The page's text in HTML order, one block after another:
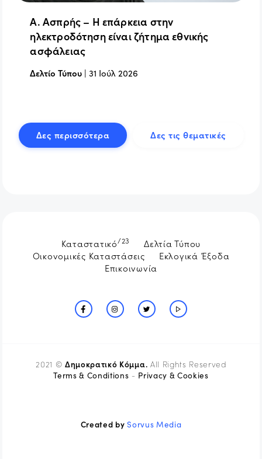
Α. Ασπρής – Η επάρκεια στην
ηλεκτροδότηση είναι ζήτημα εθνικής
ασφάλειας
Δελτίο Τύπου |31 Ιούλ 2026
Δες περισσότερα Δες τις θεματικές
Καταστατικό/23
Δελτία Τύπου
Οικονομικές Καταστάσεις
Εκλογικά Έξοδα
Επικοινωνία
2021 ©Δημοκρατικό Κόμμα. All Rights Reserved
Terms & Conditions - Privacy & Cookies
Created bySorvus Media